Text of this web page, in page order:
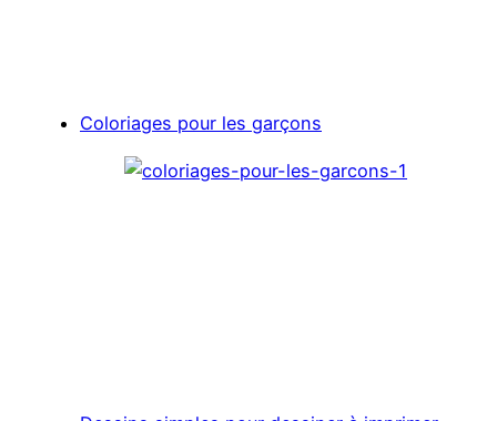
Coloriages pour les garçons